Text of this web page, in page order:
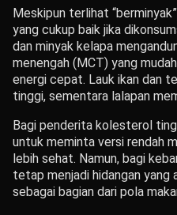
Meskipun terlihat
yang cukup baik jika
dan minyak kelapa
menengah (MCT) yang
energi cepat. Lauk ikan dan
tinggi, sementara lalapan
Bagi penderita kolesterol
untuk meminta versi rendah
lebih sehat. Namun, bagi
tetap menjadi hidangan yang
sebagai bagian dari pola